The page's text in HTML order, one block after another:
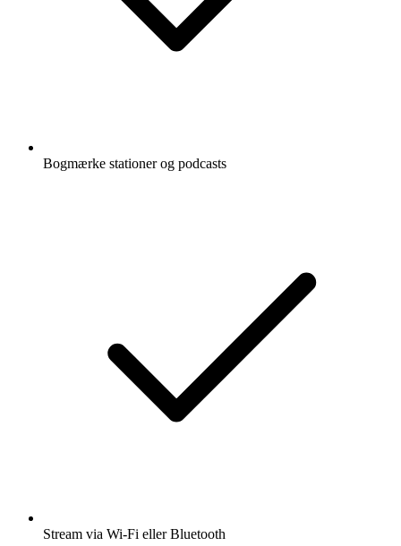
Bogmærke stationer og podcasts
Stream via Wi-Fi eller Bluetooth